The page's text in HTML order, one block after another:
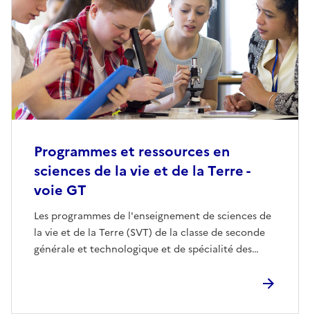
Programmes et ressources en
sciences de la vie et de la Terre -
voie GT
Les programmes de l'enseignement de sciences de
la vie et de la Terre (SVT) de la classe de seconde
générale et technologique et de spécialité des…